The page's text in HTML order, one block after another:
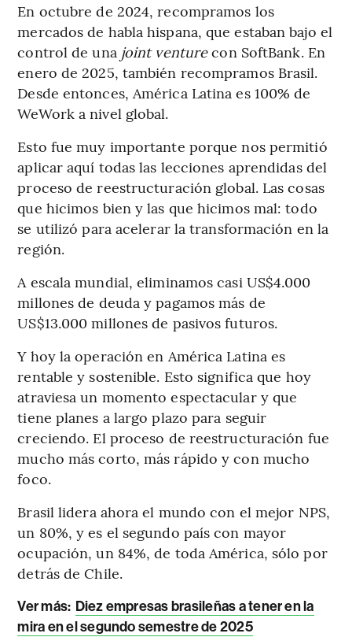
En octubre de 2024, recompramos los
mercados de habla hispana, que estaban bajo el
control de una joint venturecon SoftBank. En
enero de 2025, también recompramos Brasil.
Desde entonces, América Latina es 100% de
WeWork a nivel global.
Esto fue muy importante porque nos permitió
aplicar aquí todas las lecciones aprendidas del
proceso de reestructuración global. Las cosas
que hicimos bien y las que hicimos mal: todo
se utilizó para acelerar la transformación en la
región.
A escala mundial, eliminamos casi US$4.000
millones de deuda y pagamos más de
US$13.000 millones de pasivos futuros.
Y hoy la operación en América Latina es
rentable y sostenible. Esto significa que hoy
atraviesa un momento espectacular y que
tiene planes a largo plazo para seguir
creciendo. El proceso de reestructuración fue
mucho más corto, más rápido y con mucho
foco.
Brasil lidera ahora el mundo con el mejor NPS,
un 80%, y es el segundo país con mayor
ocupación, un 84%, de toda América, sólo por
detrás de Chile.
Ver más: Diez empresas brasileñas a tener en la
mira en el segundo semestre de 2025